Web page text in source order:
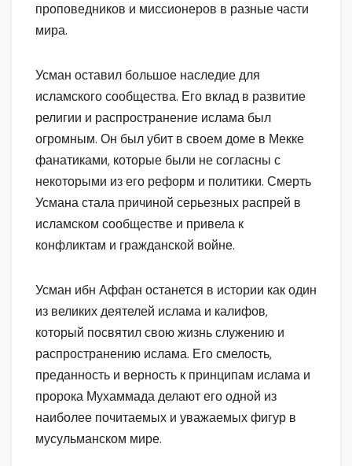
проповедников и миссионеров в разные части
мира.
Усман оставил большое наследие для
исламского сообщества. Его вклад в развитие
религии и распространение ислама был
огромным. Он был убит в своем доме в Мекке
фанатиками, которые были не согласны с
некоторыми из его реформ и политики. Смерть
Усмана стала причиной серьезных распрей в
исламском сообществе и привела к
конфликтам и гражданской войне.
Усман ибн Аффан останется в истории как один
из великих деятелей ислама и калифов,
который посвятил свою жизнь служению и
распространению ислама. Его смелость,
преданность и верность к принципам ислама и
пророка Мухаммада делают его одной из
наиболее почитаемых и уважаемых фигур в
мусульманском мире.